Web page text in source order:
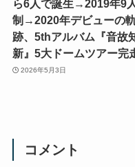
ら6人で誕生→2019年9
制→2020年デビューの
跡、5thアルバム『音故
新』5大ドームツアー完
2026年5月3日
コメント